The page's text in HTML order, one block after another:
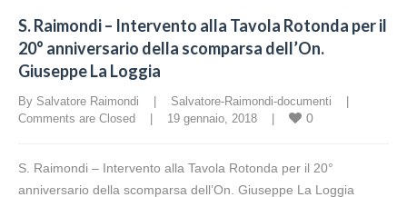
S. Raimondi – Intervento alla Tavola Rotonda per il
20° anniversario della scomparsa dell’On.
Giuseppe La Loggia
By Salvatore Raimondi    | Salvatore-Raimondi-documenti
Comments are Closed
    |    19 gennaio, 2018    |
0
S. Raimondi – Intervento alla Tavola Rotonda per il 20°
anniversario della scomparsa dell’On. Giuseppe La Loggia